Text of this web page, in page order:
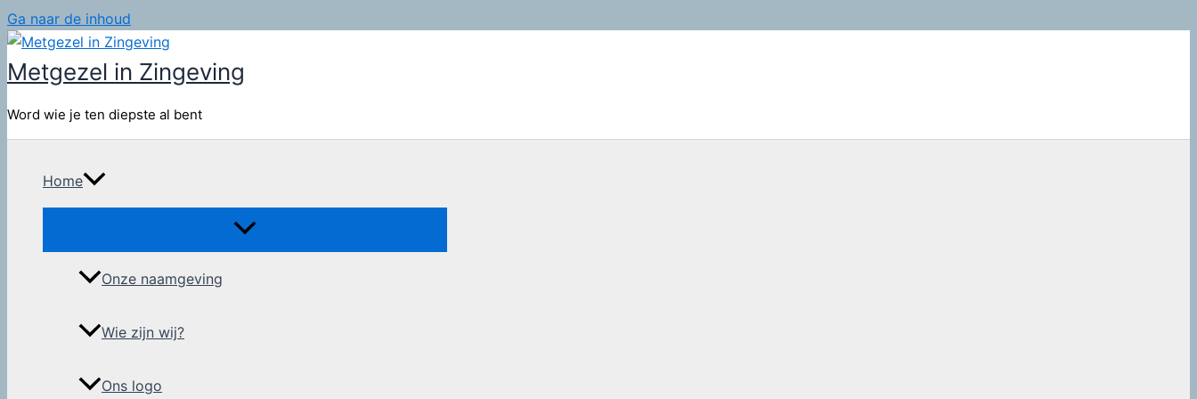
Ga naar de inhoud
Metgezel in Zingeving
Word wie je ten diepste al bent
Home
Onze naamgeving
Wie zijn wij?
Ons logo